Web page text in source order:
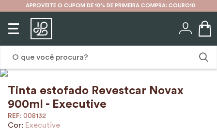
APROVEITE O CUPOM DE 10% DE PRIMEIRA COMPRA: COURO10
Tinta estofado Revestcar Novax
900ml - Executive
: 008132
Cor: Executive
1º
karina
º
3 º
couro